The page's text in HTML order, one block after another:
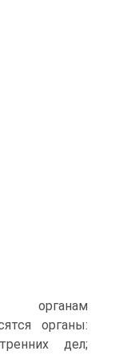
органам
органы:
дел;